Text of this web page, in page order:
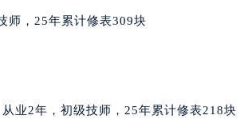
（需提前预约）
预约）
预约）
师，25年累计修表309块
业2年，初级技师，25年累计修表218块